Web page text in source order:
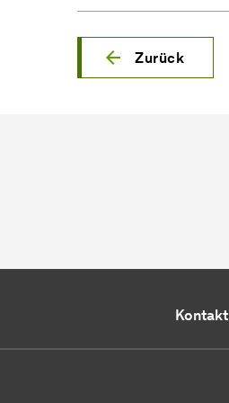
Zurück
Kontakt